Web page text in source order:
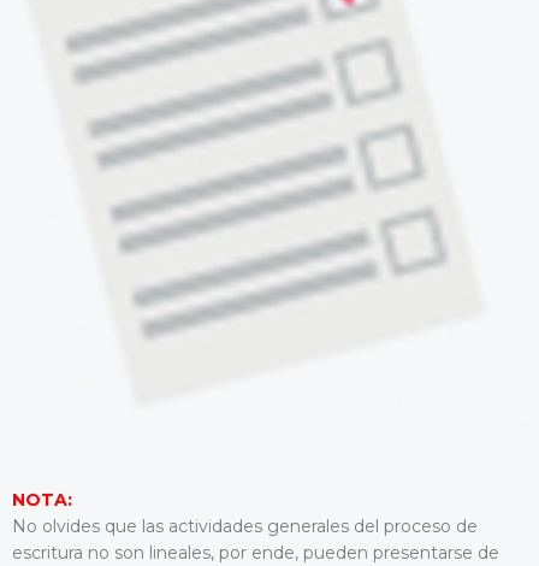
NOTA:
No olvides que las actividades generales del proceso de
escritura no son lineales, por ende, pueden presentarse de